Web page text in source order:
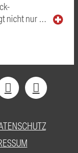
nicht nur …